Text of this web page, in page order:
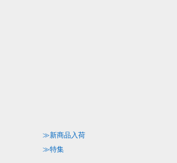
≫新商品入荷
≫特集